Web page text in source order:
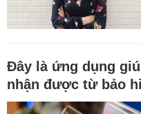
Đây là ứng dụng
nhận được từ bảo